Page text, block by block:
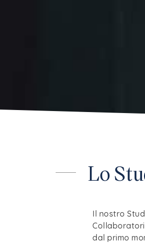
Lo
Il nostro
Collaboratori
dal primo